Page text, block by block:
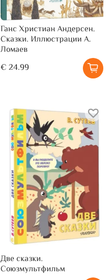
Ганс Христиан Андерсен.
Сказки. Иллюстрации А.
Ломаев
€ 24.99
Две сказки.
Союзмультфильм